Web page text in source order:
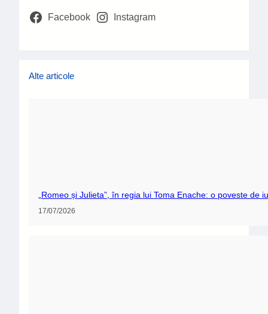
Facebook Instagram
Alte articole
„Romeo și Julieta”, în regia lui Toma Enache: o poveste de
17/07/2026